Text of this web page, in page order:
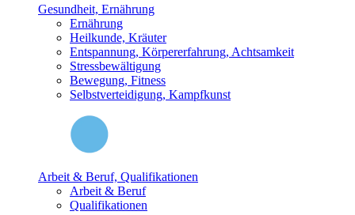
Gesundheit, Ernährung
Ernährung
Heilkunde, Kräuter
Entspannung, Körpererfahrung, Achtsamkeit
Stressbewältigung
Bewegung, Fitness
Selbstverteidigung, Kampfkunst
Arbeit & Beruf, Qualifikationen
Arbeit & Beruf
Qualifikationen